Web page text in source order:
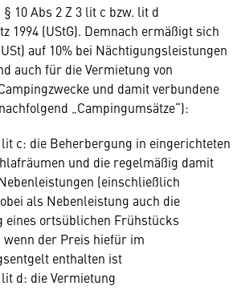
10 Abs 2 Z 3 lit c bzw. lit d
1994 (UStG). Demnach ermäßigt sich
auf 10% bei Nächtigungsleistungen
auch für die Vermietung von
und damit verbundene
„Campingumsätze“):
lit c: die Beherbergung in eingerichteten
und die regelmäßig damit
(einschließlich
als Nebenleistung auch die
eines ortsüblichen Frühstücks
wenn der Preis hiefür im
enthalten ist
lit d: die Vermietung